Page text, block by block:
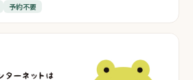
予約不要